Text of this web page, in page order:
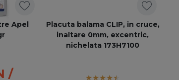
Apel
/
Placuta balama CLIP, in cruce,
inaltare 0mm, excentric,
nichelata 173H7100